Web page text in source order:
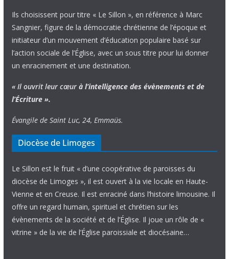
Ils choisissent pour titre « Le Sillon », en référence à Marc
Sangnier, figure de la démocratie chrétienne de l’époque et
initiateur d’un mouvement d’éducation populaire basé sur
l’action sociale de l’Église, avec un sous titre pour lui donner
un enracinement et une destination.
« Il ouvrit leur cœur à l’intelligence des évènements et de
l’Écriture ».
Évangile de Saint Luc, 24, Emmaüs.
Diocèse de Limoges
Le Sillon est le fruit « d’une coopérative de paroisses du
diocèse de Limoges », il est ouvert à la vie locale en Haute-
Vienne et en Creuse. Il est enraciné dans l’histoire limousine. Il
offre un regard humain, spirituel et chrétien sur les
évènements de la société et de l’Église. Il joue un rôle de «
vitrine » de la vie de l’Église paroissiale et diocésaine…